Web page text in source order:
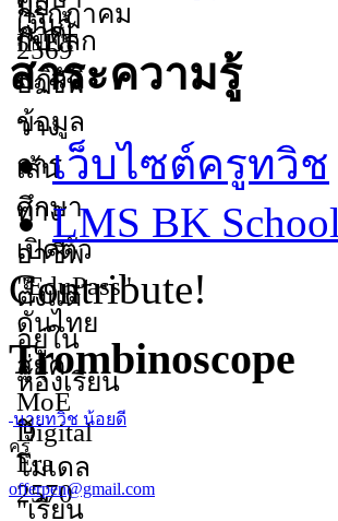
สาระความรู้
เว็บไซต์ครูทวิช
LMS BK School
Contribute!
Trombinoscope
นายทวิช น้อยดี
ครู
offerpen@gmail.com